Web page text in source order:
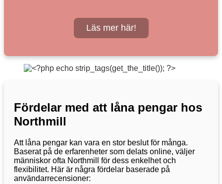
Läs mer här!
Fördelar med att låna pengar hos
Northmill
Att låna pengar kan vara en stor beslut för många.
Baserat på de erfarenheter som delats online, väljer
människor ofta Northmill för dess enkelhet och
flexibilitet. Här är några fördelar baserade på
användarrecensioner: